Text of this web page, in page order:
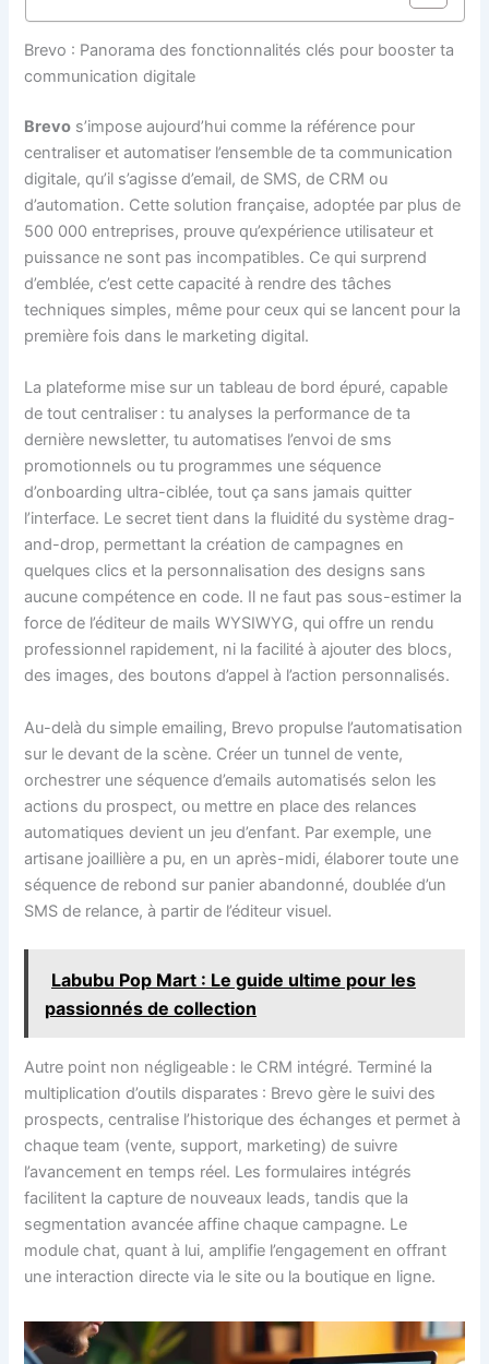
Brevo : Panorama des fonctionnalités clés pour booster ta
communication digitale
Brevo s’impose aujourd’hui comme la référence pour
centraliser et automatiser l’ensemble de ta communication
digitale, qu’il s’agisse d’email, de SMS, de CRM ou
d’automation. Cette solution française, adoptée par plus de
500 000 entreprises, prouve qu’expérience utilisateur et
puissance ne sont pas incompatibles. Ce qui surprend
d’emblée, c’est cette capacité à rendre des tâches
techniques simples, même pour ceux qui se lancent pour la
première fois dans le marketing digital.
La plateforme mise sur un tableau de bord épuré, capable
de tout centraliser : tu analyses la performance de ta
dernière newsletter, tu automatises l’envoi de sms
promotionnels ou tu programmes une séquence
d’onboarding ultra-ciblée, tout ça sans jamais quitter
l’interface. Le secret tient dans la fluidité du système drag-
and-drop, permettant la création de campagnes en
quelques clics et la personnalisation des designs sans
aucune compétence en code. Il ne faut pas sous-estimer la
force de l’éditeur de mails WYSIWYG, qui offre un rendu
professionnel rapidement, ni la facilité à ajouter des blocs,
des images, des boutons d’appel à l’action personnalisés.
Au-delà du simple emailing, Brevo propulse l’automatisation
sur le devant de la scène. Créer un tunnel de vente,
orchestrer une séquence d’emails automatisés selon les
actions du prospect, ou mettre en place des relances
automatiques devient un jeu d’enfant. Par exemple, une
artisane joaillière a pu, en un après-midi, élaborer toute une
séquence de rebond sur panier abandonné, doublée d’un
SMS de relance, à partir de l’éditeur visuel.
Labubu Pop Mart : Le guide ultime pour les
passionnés de collection
Autre point non négligeable : le CRM intégré. Terminé la
multiplication d’outils disparates : Brevo gère le suivi des
prospects, centralise l’historique des échanges et permet à
chaque team (vente, support, marketing) de suivre
l’avancement en temps réel. Les formulaires intégrés
facilitent la capture de nouveaux leads, tandis que la
segmentation avancée affine chaque campagne. Le
module chat, quant à lui, amplifie l’engagement en offrant
une interaction directe via le site ou la boutique en ligne.